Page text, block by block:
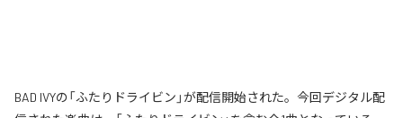
BAD IVYの「ふたりドライビン」が配信開始された。今回デジタル配